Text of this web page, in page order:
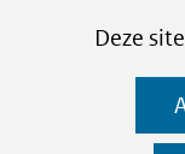
CookiesDeze